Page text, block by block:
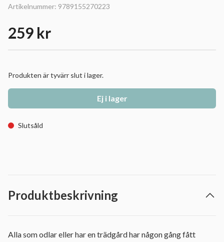
Artikelnummer: 9789155270223
259 kr
Produkten är tyvärr slut i lager.
Ej i lager
Slutsåld
Produktbeskrivning
Alla som odlar eller har en trädgård har någon gång fått